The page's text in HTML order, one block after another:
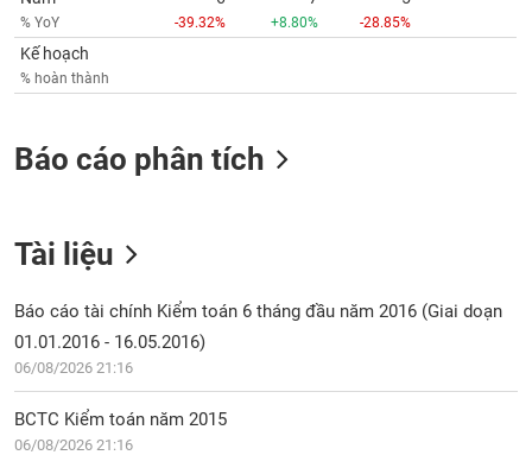
% YoY -39.32% +8.80% -28.85%
Kế hoạch
% hoàn thành
Báo cáo phân tích
Tài liệu
Báo cáo tài chính Kiểm toán 6 tháng đầu năm 2016 (Giai doạn
01.01.2016 - 16.05.2016)
06/08/2026 21:16
BCTC Kiểm toán năm 2015
06/08/2026 21:16